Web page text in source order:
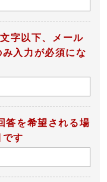
字以下、メール
入力が必須にな
答を希望される場
す